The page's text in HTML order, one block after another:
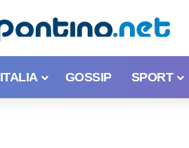
GOSSIP SPORT